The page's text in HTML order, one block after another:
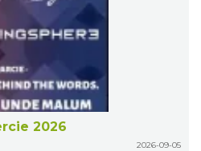
2026
2026-09-05